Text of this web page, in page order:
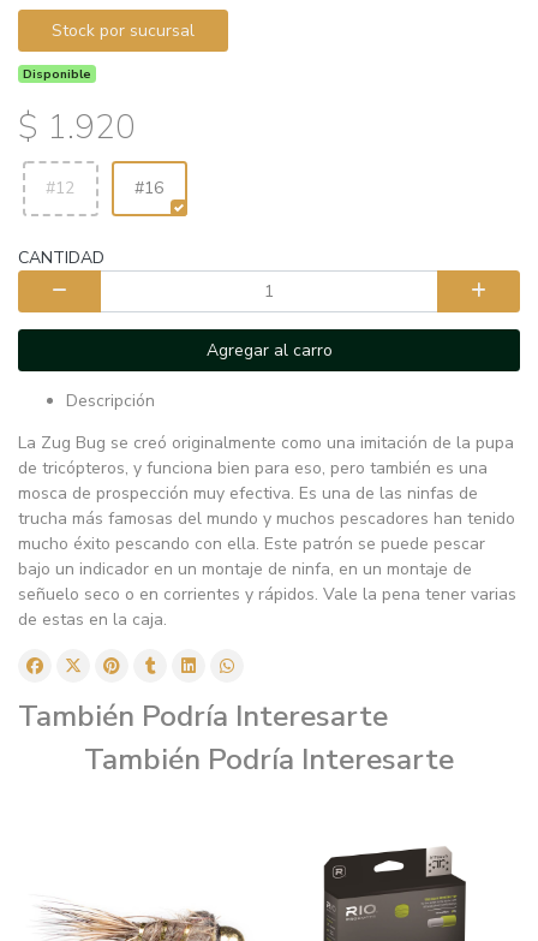
Stock por sucursal
Disponible
$ 1.920
#12 #16
CANTIDAD
Agregar al carro
Descripción
La Zug Bug se creó originalmente como una imitación de la pupa
de tricópteros, y funciona bien para eso, pero también es una
mosca de prospección muy efectiva. Es una de las ninfas de
trucha más famosas del mundo y muchos pescadores han tenido
mucho éxito pescando con ella. Este patrón se puede pescar
bajo un indicador en un montaje de ninfa, en un montaje de
señuelo seco o en corrientes y rápidos. Vale la pena tener varias
de estas en la caja.
También Podría Interesarte
También Podría Interesarte